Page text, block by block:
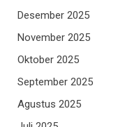
Desember 2025
November 2025
Oktober 2025
September 2025
Agustus 2025